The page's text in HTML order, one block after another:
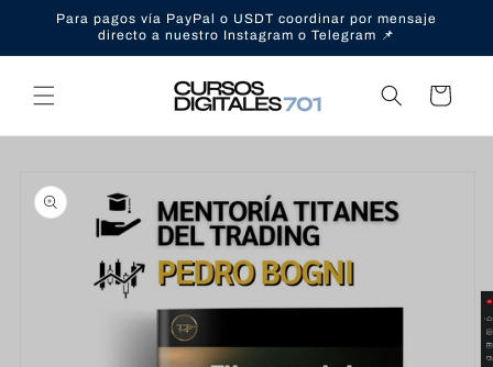
directamente
Para pagos vía PayPal o USDT coordinar por mensaje
directo a nuestro Instagram o Telegram 📌
Carrito
a la
información
del producto